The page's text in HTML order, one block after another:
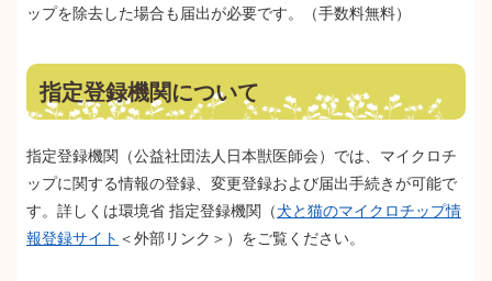
ップを除去した場合も届出が必要です。（手数料無料）
指定登録機関について
指定登録機関（公益社団法人日本獣医師会）では、マイクロチ
ップに関する情報の登録、変更登録および届出手続きが可能で
す。詳しくは環境省 指定登録機関（犬と猫のマイクロチップ情
報登録サイト ＜外部リンク＞ ）をご覧ください。